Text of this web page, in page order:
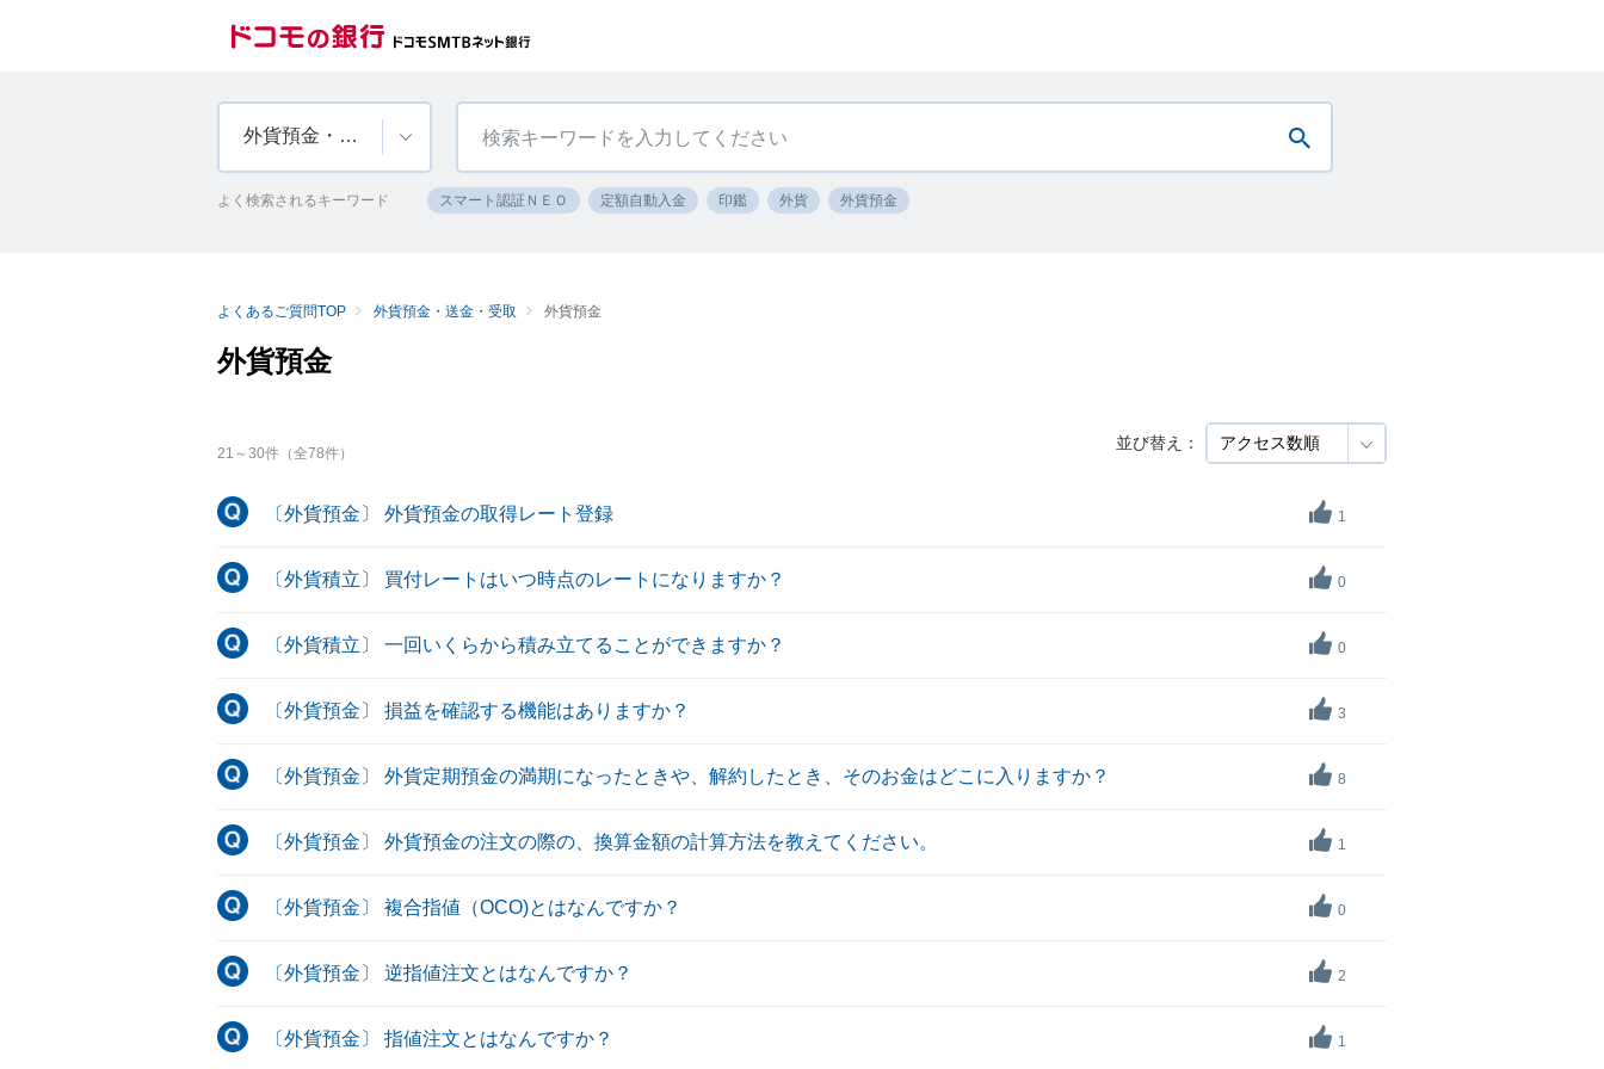
外貨預金・送金・受取
よく検索されるキーワード スマート認証ＮＥＯ 定額自動入金 印鑑 外貨 外貨預金
よくあるご質問TOP 外貨預金・送金・受取 外貨預金
外貨預金
並び替え：
21 ～30件（全78件）
〔外貨預金〕 外貨預金の取得レート登録 1
〔外貨積立〕 買付レートはいつ時点のレートになりますか？ 0
〔外貨積立〕 一回いくらから積み立てることができますか？ 0
〔外貨預金〕 損益を確認する機能はありますか？ 3
〔外貨預金〕 外貨定期預金の満期になったときや、解約したとき、そのお金はどこに入りますか？ 8
〔外貨預金〕 外貨預金の注文の際の、換算金額の計算方法を教えてください。 1
〔外貨預金〕 複合指値（OCO)とはなんですか？ 0
〔外貨預金〕 逆指値注文とはなんですか？ 2
〔外貨預金〕 指値注文とはなんですか？ 1